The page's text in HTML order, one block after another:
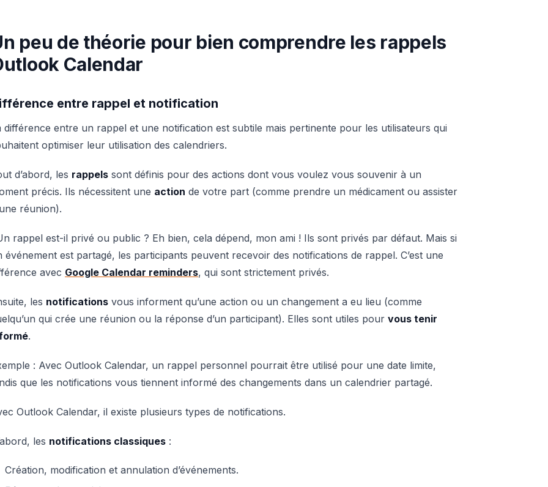
peu de théorie pour bien comprendre les rappels
Calendar
entre rappel et notification
différence entre un rappel et une notification est subtile mais pertinente pour les utilisateurs qui
optimiser leur utilisation des calendriers.
d’abord, les rappels sont définis pour des actions dont vous voulez vous souvenir à un
précis. Ils nécessitent une action de votre part (comme prendre un médicament ou assister
réunion).
rappel est-il privé ou public ? Eh bien, cela dépend, mon ami ! Ils sont privés par défaut. Mais si
événement est partagé, les participants peuvent recevoir des notifications de rappel. C’est une
avec Google Calendar reminders, qui sont strictement privés.
les notifications vous informent qu’une action ou un changement a eu lieu (comme
qui crée une réunion ou la réponse d’un participant). Elles sont utiles pour vous tenir
.
: Avec Outlook Calendar, un rappel personnel pourrait être utilisé pour une date limite,
que les notifications vous tiennent informé des changements dans un calendrier partagé.
Outlook Calendar, il existe plusieurs types de notifications.
les notifications classiques :
Création, modification et annulation d’événements.